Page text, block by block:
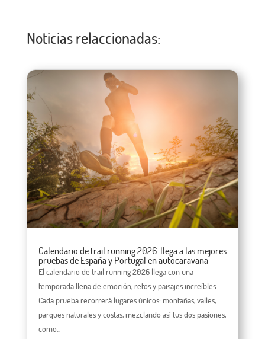
Noticias relaccionadas:
Calendario de trail running 2026: llega a las mejores
pruebas de España y Portugal en autocaravana
El calendario de trail running 2026 llega con una
temporada llena de emoción, retos y paisajes increíbles.
Cada prueba recorrerá lugares únicos: montañas, valles,
parques naturales y costas, mezclando así tus dos pasiones,
como...